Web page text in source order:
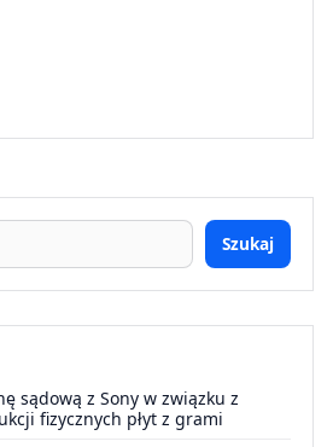
Szukaj
sądową z Sony w związku z
fizycznych płyt z grami